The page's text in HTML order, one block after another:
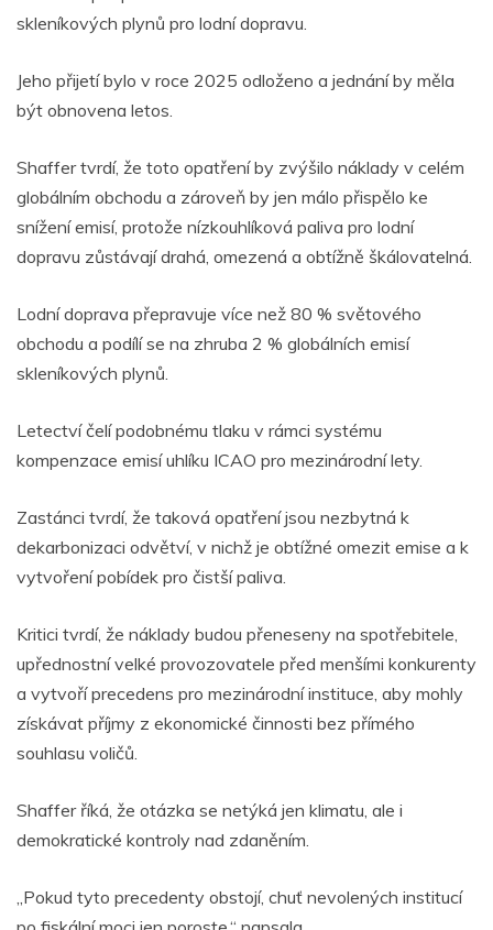
skleníkových plynů pro lodní dopravu.
Jeho přijetí bylo v roce 2025 odloženo a jednání by měla
být obnovena letos.
Shaffer tvrdí, že toto opatření by zvýšilo náklady v celém
globálním obchodu a zároveň by jen málo přispělo ke
snížení emisí, protože nízkouhlíková paliva pro lodní
dopravu zůstávají drahá, omezená a obtížně škálovatelná.
Lodní doprava přepravuje více než 80 % světového
obchodu a podílí se na zhruba 2 % globálních emisí
skleníkových plynů.
Letectví čelí podobnému tlaku v rámci systému
kompenzace emisí uhlíku ICAO pro mezinárodní lety.
Zastánci tvrdí, že taková opatření jsou nezbytná k
dekarbonizaci odvětví, v nichž je obtížné omezit emise a k
vytvoření pobídek pro čistší paliva.
Kritici tvrdí, že náklady budou přeneseny na spotřebitele,
upřednostní velké provozovatele před menšími konkurenty
a vytvoří precedens pro mezinárodní instituce, aby mohly
získávat příjmy z ekonomické činnosti bez přímého
souhlasu voličů.
Shaffer říká, že otázka se netýká jen klimatu, ale i
demokratické kontroly nad zdaněním.
„Pokud tyto precedenty obstojí, chuť nevolených institucí